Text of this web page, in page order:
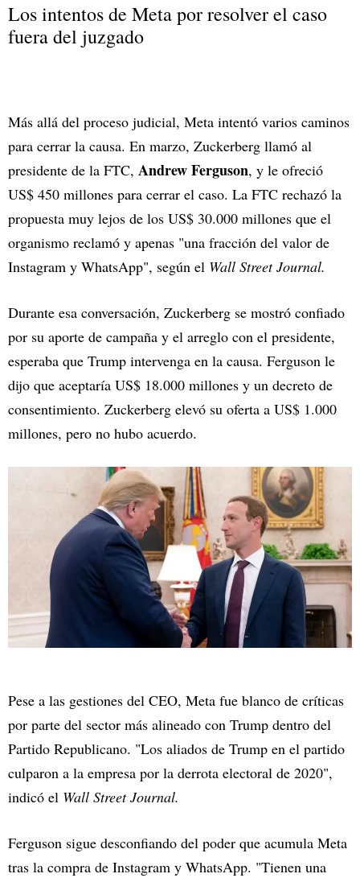
Los intentos de Meta por resolver el caso
fuera del juzgado
Más allá del proceso judicial, Meta intentó varios caminos
para cerrar la causa. En marzo, Zuckerberg llamó al
presidente de la FTC, Andrew Ferguson, y le ofreció
US$ 450 millones para cerrar el caso. La FTC rechazó la
propuesta muy lejos de los US$ 30.000 millones que el
organismo reclamó y apenas "una fracción del valor de
Instagram y WhatsApp", según el Wall Street Journal.
Durante esa conversación, Zuckerberg se mostró confiado
por su aporte de campaña y el arreglo con el presidente,
esperaba que Trump intervenga en la causa. Ferguson le
dijo que aceptaría US$ 18.000 millones y un decreto de
consentimiento. Zuckerberg elevó su oferta a US$ 1.000
millones, pero no hubo acuerdo.
Pese a las gestiones del CEO, Meta fue blanco de críticas
por parte del sector más alineado con Trump dentro del
Partido Republicano. "Los aliados de Trump en el partido
culparon a la empresa por la derrota electoral de 2020",
indicó el Wall Street Journal.
Ferguson sigue desconfiando del poder que acumula Meta
tras la compra de Instagram y WhatsApp. "Tienen una